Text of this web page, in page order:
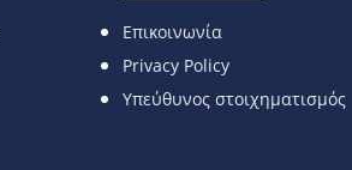
Επικοινωνία
Privacy Policy
Υπεύθυνος στοιχηματισμός